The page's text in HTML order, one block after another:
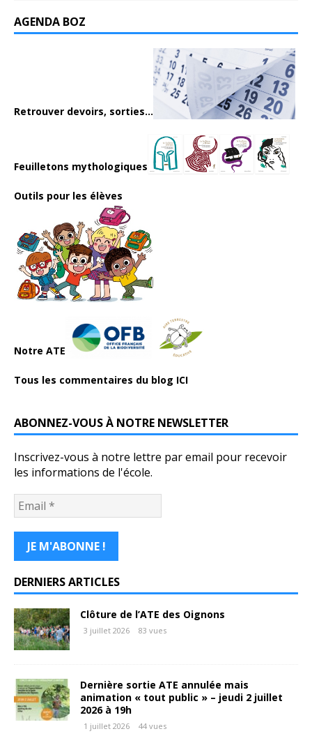
AGENDA BOZ
Retrouver devoirs, sorties...
Feuilletons mythologiques
Outils pour les élèves
Notre ATE
Tous les commentaires du blog ICI
ABONNEZ-VOUS À NOTRE NEWSLETTER
Inscrivez-vous à notre lettre par email pour recevoir
les informations de l'école.
DERNIERS ARTICLES
Clôture de l’ATE des Oignons
3 juillet 2026 83 vues
Dernière sortie ATE annulée mais
animation « tout public » – jeudi 2 juillet
2026 à 19h
1 juillet 2026 44 vues